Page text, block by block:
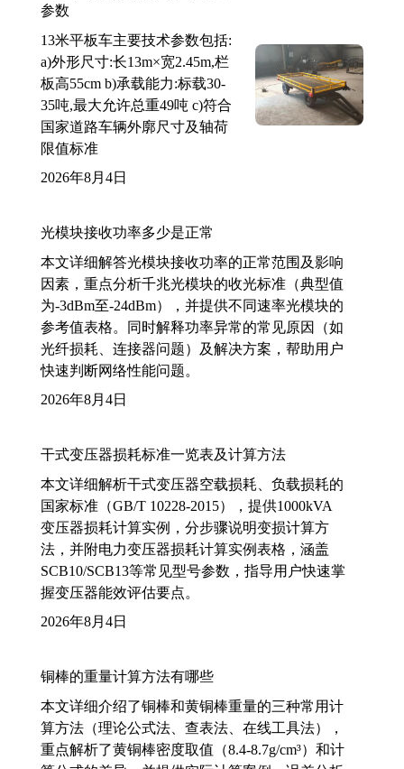
参数
13米平板车主要技术参数包括:
a)外形尺寸:长13m×宽2.45m,栏
板高55cm b)承载能力:标载30-
35吨,最大允许总重49吨 c)符合
国家道路车辆外廓尺寸及轴荷
限值标准
2026年8月4日
光模块接收功率多少是正常
本文详细解答光模块接收功率的正常范围及影响
因素，重点分析千兆光模块的收光标准（典型值
为-3dBm至-24dBm），并提供不同速率光模块的
参考值表格。同时解释功率异常的常见原因（如
光纤损耗、连接器问题）及解决方案，帮助用户
快速判断网络性能问题。
2026年8月4日
干式变压器损耗标准一览表及计算方法
本文详细解析干式变压器空载损耗、负载损耗的
国家标准（GB/T 10228-2015），提供1000kVA
变压器损耗计算实例，分步骤说明变损计算方
法，并附电力变压器损耗计算实例表格，涵盖
SCB10/SCB13等常见型号参数，指导用户快速掌
握变压器能效评估要点。
2026年8月4日
铜棒的重量计算方法有哪些
本文详细介绍了铜棒和黄铜棒重量的三种常用计
算方法（理论公式法、查表法、在线工具法），
重点解析了黄铜棒密度取值（8.4-8.7g/cm³）和计